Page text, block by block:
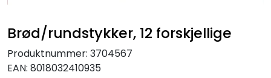
Brød/rundstykker, 12 forskjellige
Produktnummer: 3704567
EAN: 8018032410935
KATALOGER